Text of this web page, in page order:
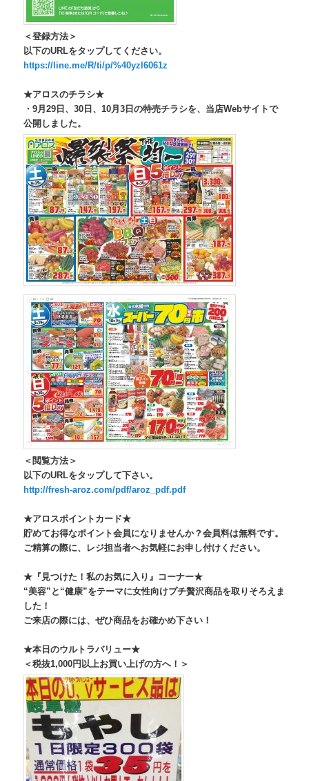
＜登録方法＞
以下のURLをタップしてください。
https://line.me/R/ti/p/%40yzl6061z
★アロスのチラシ★
・9月29日、30日、10月3日の特売チラシを、 当店Webサイトで
公開しました。
＜閲覧方法＞
以下のURLをタップして下さい。
http://fresh-aroz.com/pdf/aroz_pdf.pdf
★アロスポイントカード★
貯めてお得なポイント会員になりませんか？会員料は無料です。
ご精算の際に、レジ担当者へお気軽にお申し付けください。
★『見つけた！私のお気に入り』コーナー★
“美容”と“健康”をテーマに女性向けプチ贅沢商品を取りそろえま
した！
ご来店の際には、ぜひ商品をお確かめ下さい！
★本日のウルトラバリュー★
＜税抜1,000円以上お買い上げの方へ！＞